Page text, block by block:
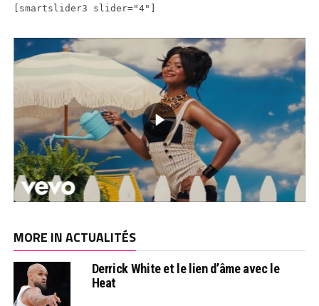
[smartslider3 slider="4"]
MORE IN ACTUALITÉS
Derrick White et le lien d’âme avec le
Heat